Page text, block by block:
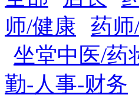
五险 住房
全勤奖 加班
法定节假日三薪 工
晋升与政策
师/健康
药
坐堂中医/药
勤-人事-财务